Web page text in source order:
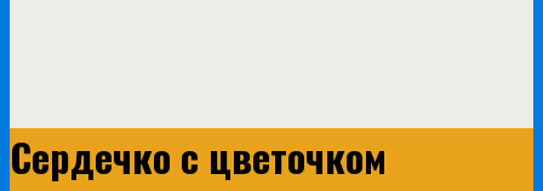
Сердечко с цветочком